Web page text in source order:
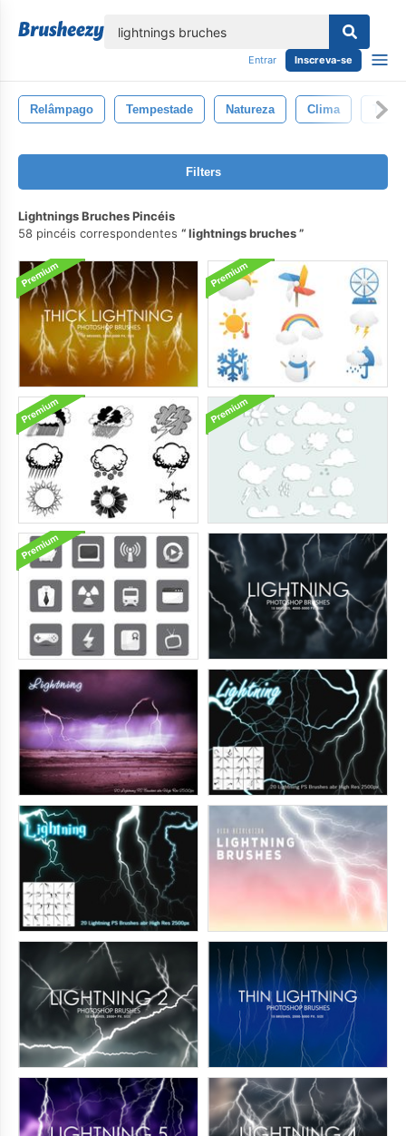
Entrar Inscreva-se
Relâmpago Tempestade Natureza Clima
Filters
Lightnings Bruches Pincéis
58 pincéis correspondentes
lightnings bruches